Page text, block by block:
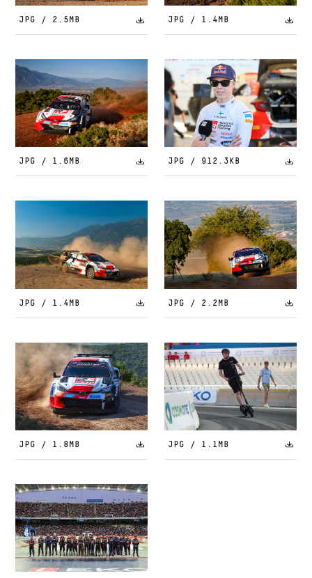
JPG / 2.5MB JPG / 1.4MB
JPG / 1.6MB JPG / 912.3KB
JPG / 1.4MB JPG / 2.2MB
JPG / 1.8MB JPG / 1.1MB